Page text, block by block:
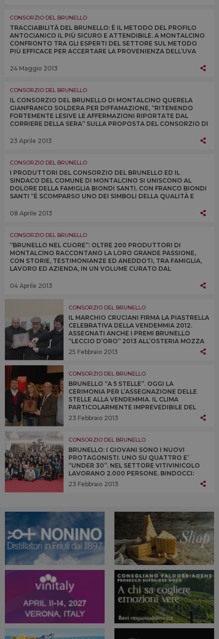
CONSORZIO DEL BRUNELLO
TRACCIABILITÀ DEL BRUNELLO: È IL METODO DEL PROFILO
ANTOCIANICO IL PIÙ SICURO E ATTENDIBILE. A MONTALCINO
CONFRONTO TRA GLI ESPERTI DEL SETTORE SUL METODO
PIÙ EFFICACE PER ACCERTARE LA PROVENIENZA DELL’UVA
24 Maggio 2013
CONSORZIO DEL BRUNELLO
IL CONSORZIO DEL BRUNELLO DI MONTALCINO QUERELA
GIANFRANCO SOLDERA PER DIFFAMAZIONE, “RITENENDO
FORTEMENTE LESIVE LE AFFERMAZIONI RIPORTATE DAL
CORRIERE DELLA SERA” SULLA PROPOSTA DEL CONSORZIO DI
23 Aprile 2013
CONSORZIO DEL BRUNELLO
I PRODUTTORI DEL CONSORZIO DEL BRUNELLO ED IL
SINDACO DEL COMUNE DI MONTALCINO SI UNISCONO AL
DOLORE DELLA FAMIGLIA BIONDI SANTI. CON FRANCO BIONDI
SANTI “È SCOMPARSO UNO DEI SIMBOLI DELLA QUALITÀ E
08 Aprile 2013
CONSORZIO DEL BRUNELLO
“BRUNELLO NEL CUORE”: OLTRE 200 PRODUTTORI DI
MONTALCINO RACCONTANO LA LORO GRANDE PASSIONE,
CON STORIE, TESTIMONIANZE ED ANEDDOTI, TRA FAMIGLIA,
LAVORO ED AZIENDA, IN UN VOLUME CURATO DAL
04 Aprile 2013
CONSORZIO DEL BRUNELLO
IL MARCHIO CRUCIANI FIRMA LA PIASTRELLA
CELEBRATIVA DELLA VENDEMMIA 2012.
ASSEGNATI ANCHE I PREMI BRUNELLO
“LECCIO D’ORO” 2013 ALL’OSTERIA MOZZA
DI LOS ANGELES, ALL’ENOTECA CORTINA DI
CORTINA D’AMPEZZO E ALL’OSTERIA
25 Febbraio 2013
CONSORZIO DEL BRUNELLO
BRUNELLO “A 5 STELLE”. OGGI LA
CERIMONIA PER L’ASSEGNAZIONE DELLE
STELLE ALLA VENDEMMIA. IL CLIMA
PARTICOLARMENTE IMPREVEDIBILE DEL
2012 NON HA INFLUITO SULLA QUALITÀ
DELLE UVE RACCOLTE A MONTALCINO, A
14%
23 Febbraio 2013
CONSORZIO DEL BRUNELLO
BRUNELLO: I GIOVANI SONO I NUOVI
PROTAGONISTI. UNO SU QUATTRO E’
“UNDER 30”. NEL SETTORE VITIVINICOLO
LAVORANO 2.000 PERSONE. BINDOCCI:
“MONTALCINO È ESEMPIO RIUSCITO DI
TERRITORIO, DOVE L’AGRICOLTURA CREA
23 Febbraio 2013